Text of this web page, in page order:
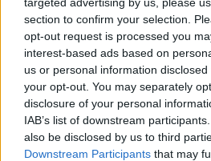
section to confirm your selection.
opt-out request is processed you
interest-based ads based on
us or personal information
your opt-out. You may separately
disclosure of your personal
IAB’s list of downstream
also be disclosed by us to third
Downstream Participants that may